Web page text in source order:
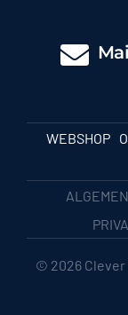
WEBSHOP
© 2026 Clever